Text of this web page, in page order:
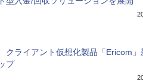
クライアント仮想化製品「Ericom」
プ